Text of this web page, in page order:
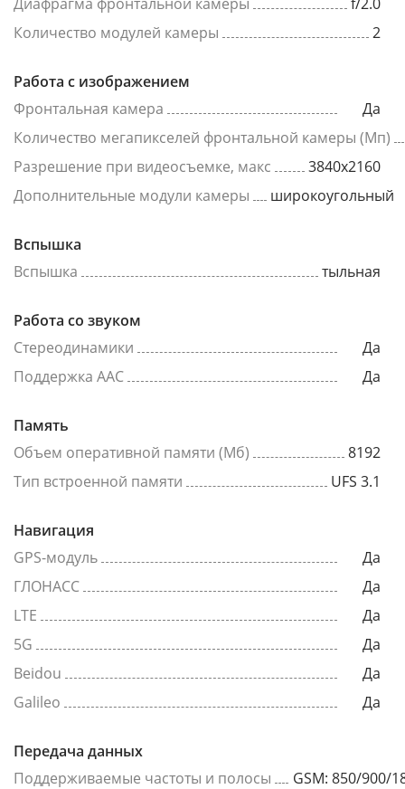
Количество модулей камеры
2
Работа с изображением
Фронтальная камера
Да
Количество мегапикселей фронтальной камеры (Мп)
Разрешение при видеосъемке, макс
3840x2160
Дополнительные модули камеры
широкоугольный
Вспышка
Вспышка
тыльная
Работа со звуком
Стереодинамики
Да
Поддержка AAC
Да
Память
Объем оперативной памяти (Мб)
8192
Тип встроенной памяти
UFS 3.1
Навигация
GPS-модуль
Да
ГЛОНАСС
Да
LTE
Да
5G
Да
Beidou
Да
Galileo
Да
Передача данных
Поддерживаемые частоты и полосы
GSM: 850/900/